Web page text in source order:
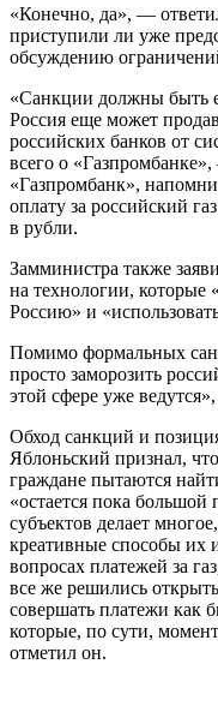
«Конечно, да», —
приступили ли уже
обсуждению
«Санкции должны быть
Россия еще может
российских банков от
всего о
«Газпромбанк»,
оплату за российский
в рубли.
Замминистра также
на технологии, которые
Россию» и
Помимо формальных
просто заморозить
этой сфере уже
Обход санкций и
Яблоньский признал,
граждане пытаются
«остается пока
субъектов делает
креативные способы их
вопросах платежей за
все же решились
совершать платежи как
которые, по сути,
отметил он.